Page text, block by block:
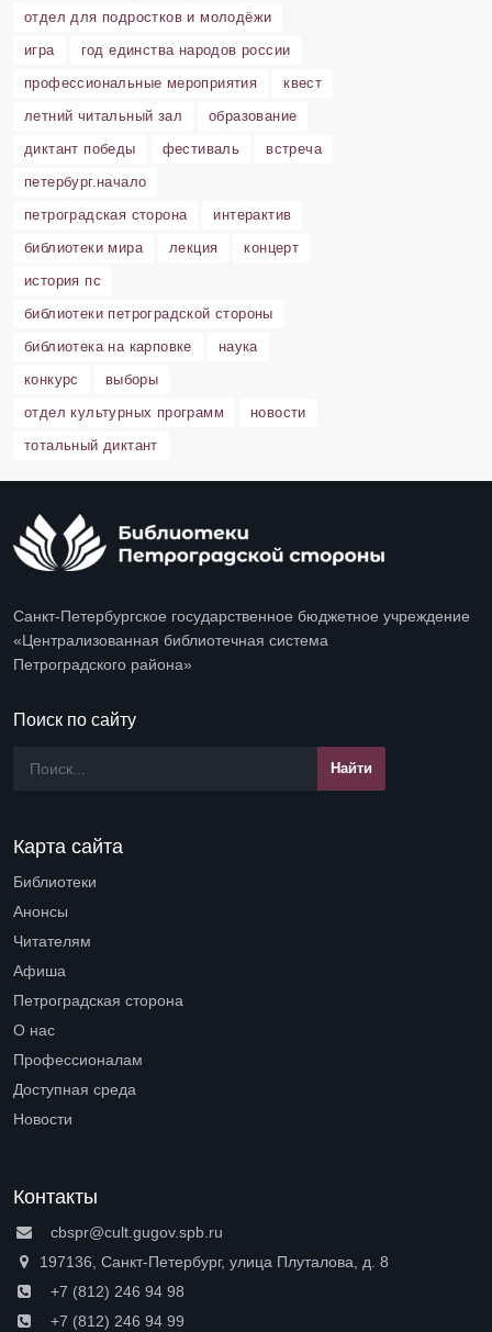
отдел для подростков и молодёжи
игра
год единства народов россии
профессиональные мероприятия
квест
летний читальный зал
образование
диктант победы
фестиваль
встреча
петербург.начало
петроградская сторона
интерактив
библиотеки мира
лекция
концерт
история пс
библиотеки петроградской стороны
библиотека на карповке
наука
конкурс
выборы
отдел культурных программ
новости
тотальный диктант
Санкт-Петербургское государственное бюджетное учреждение
«Централизованная библиотечная система
Петроградского района»
Поиск по сайту
Карта сайта
Библиотеки
Анонсы
Читателям
Афиша
Петроградская сторона
О нас
Профессионалам
Доступная среда
Новости
Контакты
cbspr@cult.gugov.spb.ru
197136, Санкт-Петербург, улица Плуталова, д. 8
+7 (812) 246 94 98
+7 (812) 246 94 99